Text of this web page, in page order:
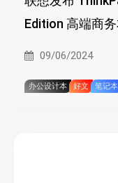
Edition 高端商
09/06/2024
办公设计本 好文 笔记本